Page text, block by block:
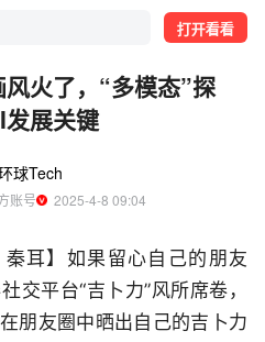
打开看看
火了，“多模态”探
展关键
球Tech
账号
  2025-4-8 09:04
秦耳】如果留心自己的朋友
交平台“吉卜力”风所席卷，
朋友圈中晒出自己的吉卜力